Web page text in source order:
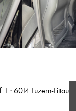
1 · 6014 Luzern-Littau